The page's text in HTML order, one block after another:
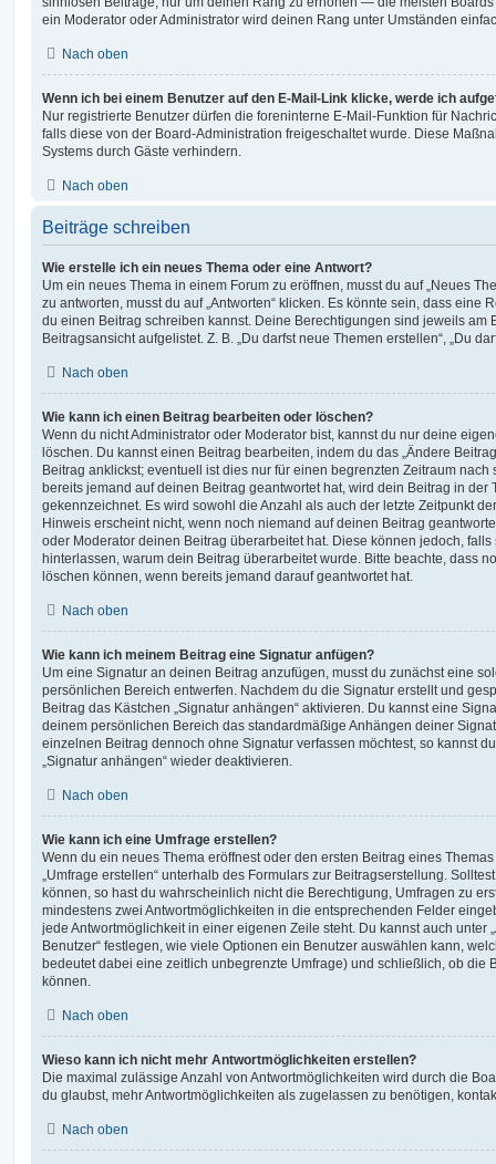
ein Moderator oder Administrator wird deinen Rang unter Umständen
Nach oben
Wenn ich bei einem Benutzer auf den E-Mail-Link klicke, werde ich
Nur registrierte Benutzer dürfen die foreninterne E-Mail-Funktion für
falls diese von der Board-Administration freigeschaltet wurde. Diese
Systems durch Gäste verhindern.
Nach oben
Beiträge schreiben
Wie erstelle ich ein neues Thema oder eine Antwort?
Um ein neues Thema in einem Forum zu eröffnen, musst du auf „Neues
zu antworten, musst du auf „Antworten“ klicken. Es könnte sein, dass eine
du einen Beitrag schreiben kannst. Deine Berechtigungen sind jeweils am
Beitragsansicht aufgelistet. Z. B. „Du darfst neue Themen erstellen“, „Du
Nach oben
Wie kann ich einen Beitrag bearbeiten oder löschen?
Wenn du nicht Administrator oder Moderator bist, kannst du nur deine
löschen. Du kannst einen Beitrag bearbeiten, indem du das „Ändere
Beitrag anklickst; eventuell ist dies nur für einen begrenzten Zeitraum
bereits jemand auf deinen Beitrag geantwortet hat, wird dein Beitrag in der
gekennzeichnet. Es wird sowohl die Anzahl als auch der letzte Zeitpunkt
Hinweis erscheint nicht, wenn noch niemand auf deinen Beitrag
oder Moderator deinen Beitrag überarbeitet hat. Diese können jedoch,
hinterlassen, warum dein Beitrag überarbeitet wurde. Bitte beachte, dass
löschen können, wenn bereits jemand darauf geantwortet hat.
Nach oben
Wie kann ich meinem Beitrag eine Signatur anfügen?
Um eine Signatur an deinen Beitrag anzufügen, musst du zunächst eine
persönlichen Bereich entwerfen. Nachdem du die Signatur erstellt und
Beitrag das Kästchen „Signatur anhängen“ aktivieren. Du kannst eine
deinem persönlichen Bereich das standardmäßige Anhängen deiner
einzelnen Beitrag dennoch ohne Signatur verfassen möchtest, so kannst
„Signatur anhängen“ wieder deaktivieren.
Nach oben
Wie kann ich eine Umfrage erstellen?
Wenn du ein neues Thema eröffnest oder den ersten Beitrag eines
„Umfrage erstellen“ unterhalb des Formulars zur Beitragserstellung.
können, so hast du wahrscheinlich nicht die Berechtigung, Umfragen zu
mindestens zwei Antwortmöglichkeiten in die entsprechenden Felder
jede Antwortmöglichkeit in einer eigenen Zeile steht. Du kannst auch unter
Benutzer“ festlegen, wie viele Optionen ein Benutzer auswählen kann,
bedeutet dabei eine zeitlich unbegrenzte Umfrage) und schließlich, ob die
können.
Nach oben
Wieso kann ich nicht mehr Antwortmöglichkeiten erstellen?
Die maximal zulässige Anzahl von Antwortmöglichkeiten wird durch die
du glaubst, mehr Antwortmöglichkeiten als zugelassen zu benötigen,
Nach oben